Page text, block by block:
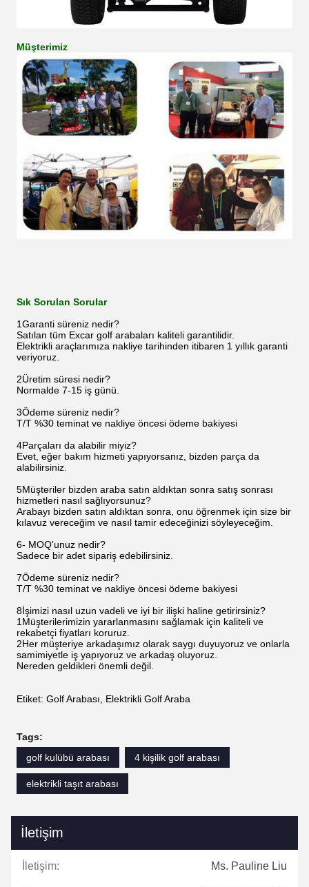
Müşterimiz
Sık Sorulan Sorular
1Garanti süreniz nedir?
Satılan tüm Excar golf arabaları kaliteli garantilidir.
Elektrikli araçlarımıza nakliye tarihinden itibaren 1 yıllık garanti
veriyoruz.
2Üretim süresi nedir?
Normalde 7-15 iş günü.
3Ödeme süreniz nedir?
T/T %30 teminat ve nakliye öncesi ödeme bakiyesi
4Parçaları da alabilir miyiz?
Evet, eğer bakım hizmeti yapıyorsanız, bizden parça da
alabilirsiniz.
5Müşteriler bizden araba satın aldıktan sonra satış sonrası
hizmetleri nasıl sağlıyorsunuz?
Arabayı bizden satın aldıktan sonra, onu öğrenmek için size bir
kılavuz vereceğim ve nasıl tamir edeceğinizi söyleyeceğim.
6- MOQ'unuz nedir?
Sadece bir adet sipariş edebilirsiniz.
7Ödeme süreniz nedir?
T/T %30 teminat ve nakliye öncesi ödeme bakiyesi
8İşimizi nasıl uzun vadeli ve iyi bir ilişki haline getirirsiniz?
1Müşterilerimizin yararlanmasını sağlamak için kaliteli ve
rekabetçi fiyatları koruruz.
2Her müşteriye arkadaşımız olarak saygı duyuyoruz ve onlarla
samimiyetle iş yapıyoruz ve arkadaş oluyoruz.
Nereden geldikleri önemli değil.
Etiket: Golf Arabası, Elektrikli Golf Araba
Tags:
golf kulübü arabası
4 kişilik golf arabası
elektrikli taşıt arabası
İletişim
İletişim: Ms. Pauline Liu